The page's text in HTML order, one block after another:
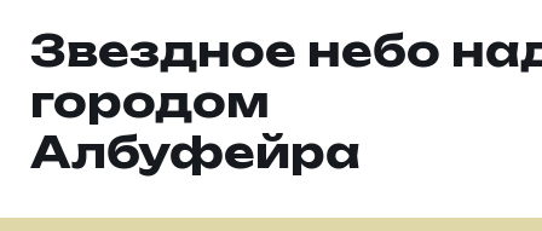
Звездное небо
городом
Албуфейра